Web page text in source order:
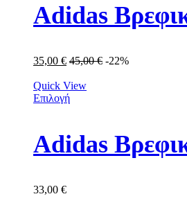
Adidas
35,00 € 45,00€ -22%
Quick View
Επιλογή
Adidas
33,00 €